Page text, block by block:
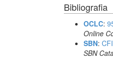
Bibliografia
OCLC:
Online
SBN:
SBN